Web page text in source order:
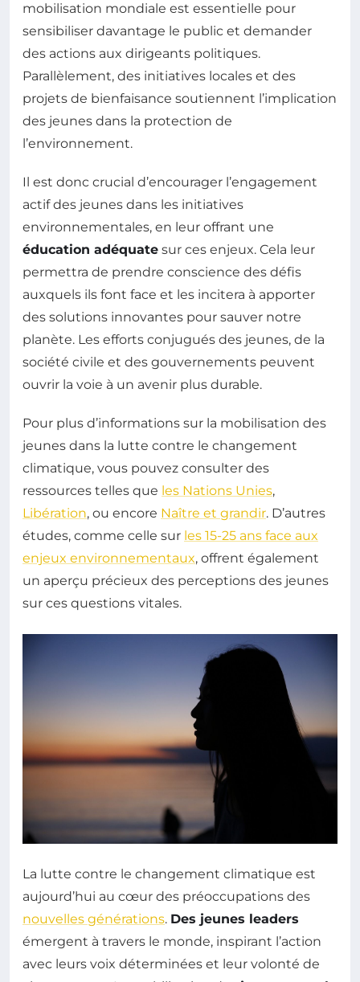
mobilisation mondiale est essentielle pour
sensibiliser davantage le public et demander
des actions aux dirigeants politiques.
Parallèlement, des initiatives locales et des
projets de bienfaisance soutiennent l’implication
des jeunes dans la protection de
l’environnement.
Il est donc crucial d’encourager l’engagement
actif des jeunes dans les initiatives
environnementales, en leur offrant une
éducation adéquate sur ces enjeux. Cela leur
permettra de prendre conscience des défis
auxquels ils font face et les incitera à apporter
des solutions innovantes pour sauver notre
planète. Les efforts conjugués des jeunes, de la
société civile et des gouvernements peuvent
ouvrir la voie à un avenir plus durable.
Pour plus d’informations sur la mobilisation des
jeunes dans la lutte contre le changement
climatique, vous pouvez consulter des
ressources telles que les Nations Unies,
Libération, ou encore Naître et grandir. D’autres
études, comme celle sur les 15-25 ans face aux
enjeux environnementaux, offrent également
un aperçu précieux des perceptions des jeunes
sur ces questions vitales.
La lutte contre le changement climatique est
aujourd’hui au cœur des préoccupations des
nouvelles générations. Des jeunes leaders
émergent à travers le monde, inspirant l’action
avec leurs voix déterminées et leur volonté de